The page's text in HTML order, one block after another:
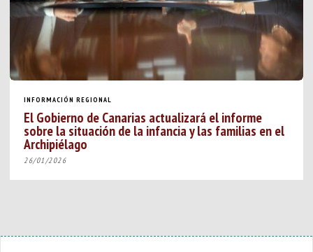
INFORMACIÓN REGIONAL
El Gobierno de Canarias actualizará el informe
sobre la situación de la infancia y las familias en el
Archipiélago
26/01/2026